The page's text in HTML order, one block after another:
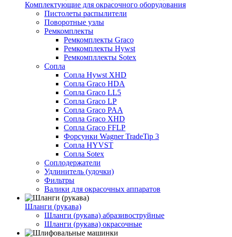
Комплектующие для окрасочного оборудования
Пистолеты распылители
Поворотные узлы
Ремкомплекты
Ремкомплекты Graco
Ремкомплекты Hywst
Ремкомпллекты Sotex
Сопла
Сопла Hywst XHD
Сопла Graco HDA
Сопла Graco LL5
Сопла Graco LP
Сопла Graco PAA
Сопла Graco XHD
Сопла Graco FFLP
Форсунки Wagner TradeTip 3
Сопла HYVST
Сопла Sotex
Соплодержатели
Удлинитель (удочки)
Фильтры
Валики для окрасочных аппаратов
Шланги (рукава)
Шланги (рукава) абразивоструйные
Шланги (рукава) окрасочные